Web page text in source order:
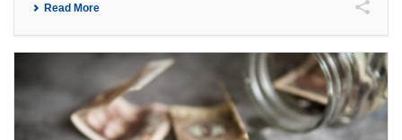
Read More